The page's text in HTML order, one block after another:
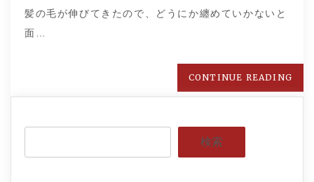
髪の毛が伸びてきたので、どうにか纏めていかないと
面…
CONTINUE READING
検索